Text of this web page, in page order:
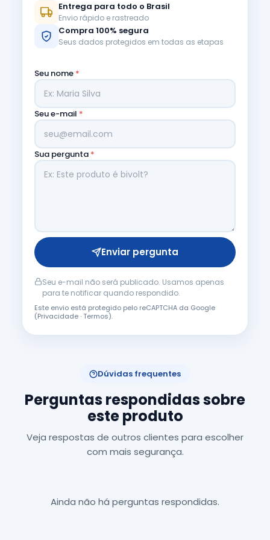
Entrega para todo o Brasil
Envio rápido e rastreado
Compra 100% segura
Seus dados protegidos em todas as etapas
Seu nome *
Seu e-mail *
Sua pergunta *
Enviar pergunta
Seu e-mail não será publicado. Usamos apenas
para te notificar quando respondido.
Este envio está protegido pelo reCAPTCHA da Google
(Privacidade·Termos).
Dúvidas frequentes
Perguntas respondidas sobre
este produto
Veja respostas de outros clientes para escolher
com mais segurança.
Ainda não há perguntas respondidas.